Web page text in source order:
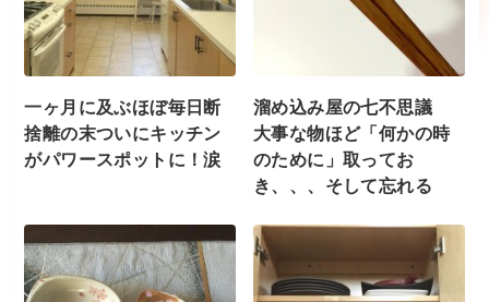
一ヶ月に及ぶほぼ毎日断
捨離の末ついにキッチン
がパワースポットに！涙
溜め込み屋の七不思議
大事な物ほど「何かの時
のために」取ってお
き、、、そして忘れる